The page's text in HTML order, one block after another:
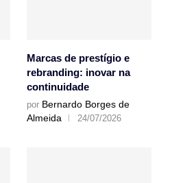
Marcas de prestígio e
rebranding: inovar na
continuidade
por Bernardo Borges de
Almeida
24/07/2026